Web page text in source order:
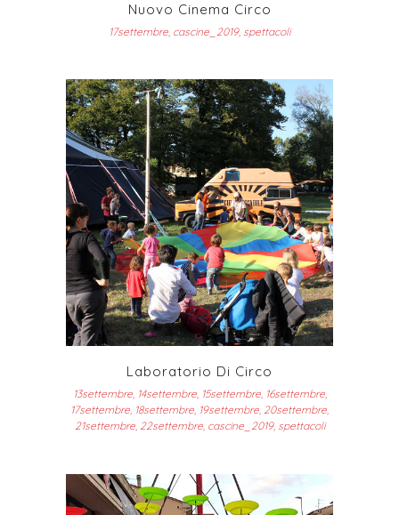
Nuovo Cinema Circo
17settembre, cascine_2019, spettacoli
Laboratorio Di Circo
13settembre, 14settembre, 15settembre, 16settembre,
17settembre, 18settembre, 19settembre, 20settembre,
21settembre, 22settembre, cascine_2019, spettacoli